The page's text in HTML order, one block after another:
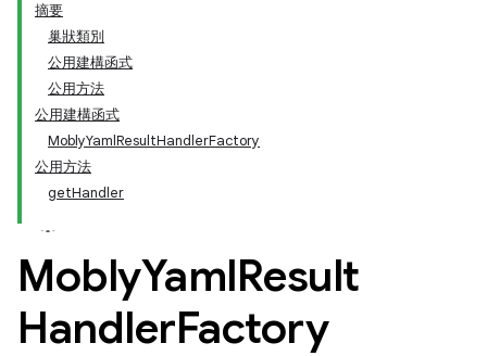
摘要
巢狀類別
公用建構函式
公用方法
公用建構函式
MoblyYamlResultHandlerFactory
公用方法
getHandler
MoblyYamlResult
HandlerFactory